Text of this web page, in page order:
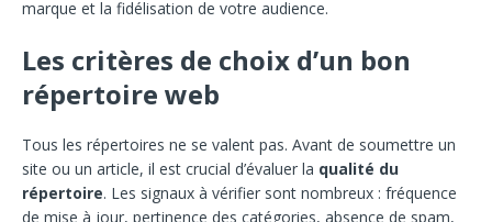
marque et la fidélisation de votre audience.
Les critères de choix d’un bon
répertoire web
Tous les répertoires ne se valent pas. Avant de soumettre un
site ou un article, il est crucial d’évaluer la qualité du
répertoire. Les signaux à vérifier sont nombreux : fréquence
de mise à jour, pertinence des catégories, absence de spam,